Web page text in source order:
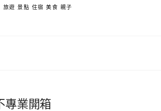
旅遊 景點 住宿 美食 親子
專業開箱